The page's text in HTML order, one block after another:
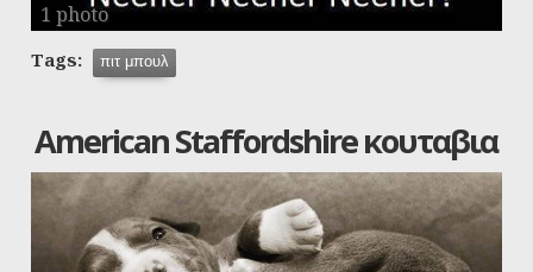
1 photo
Tags: πιτ μπουλ
American Staffordshire κουταβια